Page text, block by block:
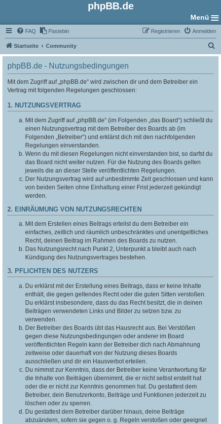
phpBB.de
Menü
FAQ Pastebin Anmelden
Registrieren
Startseite Community
u
phpBB.de - Nutzungsbedingungen
Mit dem Zugriff auf „phpBB.de“ wird zwischen dir und dem Betreiber ein
Vertrag mit folgenden Regelungen geschlossen:
1. NUTZUNGSVERTRAG
Mit dem Zugriff auf „phpBB.de“ (im Folgenden „das Board“) schließt du
einen Nutzungsvertrag mit dem Betreiber des Boards ab (im
Folgenden „Betreiber“) und erklärst dich mit den nachfolgenden
Regelungen einverstanden.
Wenn du mit diesen Regelungen nicht einverstanden bist, so darfst du
das Board nicht weiter nutzen. Für die Nutzung des Boards gelten
jeweils die an dieser Stelle veröffentlichten Regelungen.
Der Nutzungsvertrag wird auf unbestimmte Zeit geschlossen und kann
von beiden Seiten ohne Einhaltung einer Frist jederzeit gekündigt
werden.
2. EINRÄUMUNG VON NUTZUNGSRECHTEN
Mit dem Erstellen eines Beitrags erteilst du dem Betreiber ein
einfaches, zeitlich und räumlich unbeschränktes und unentgeltliches
Recht, deinen Beitrag im Rahmen des Boards zu nutzen.
Das Nutzungsrecht nach Punkt 2, Unterpunkt a bleibt auch nach
Kündigung des Nutzungsvertrages bestehen.
3. PFLICHTEN DES NUTZERS
Du erklärst mit der Erstellung eines Beitrags, dass er keine Inhalte
enthält, die gegen geltendes Recht oder die guten Sitten verstoßen.
Du erklärst insbesondere, dass du das Recht besitzt, die in deinen
Beiträgen verwendeten Links und Bilder zu setzen bzw. zu
verwenden.
Der Betreiber des Boards übt das Hausrecht aus. Bei Verstößen
gegen diese Nutzungsbedingungen oder anderer im Board
veröffentlichten Regeln kann der Betreiber dich nach Abmahnung
zeitweise oder dauerhaft von der Nutzung dieses Boards
ausschließen und dir ein Hausverbot erteilen.
Du nimmst zur Kenntnis, dass der Betreiber keine Verantwortung für
die Inhalte von Beiträgen übernimmt, die er nicht selbst erstellt hat
oder die er nicht zur Kenntnis genommen hat. Du gestattest dem
Betreiber, dein Benutzerkonto, Beiträge und Funktionen jederzeit zu
löschen oder zu sperren.
Du gestattest dem Betreiber darüber hinaus, deine Beiträge
abzuändern, sofern sie gegen o. g. Regeln verstoßen oder geeignet